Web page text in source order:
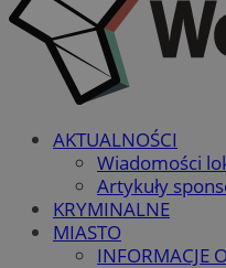
AKTUALNOŚCI
Wiadomości
Artykuły
KRYMINALNE
MIASTO
INFORMACJE